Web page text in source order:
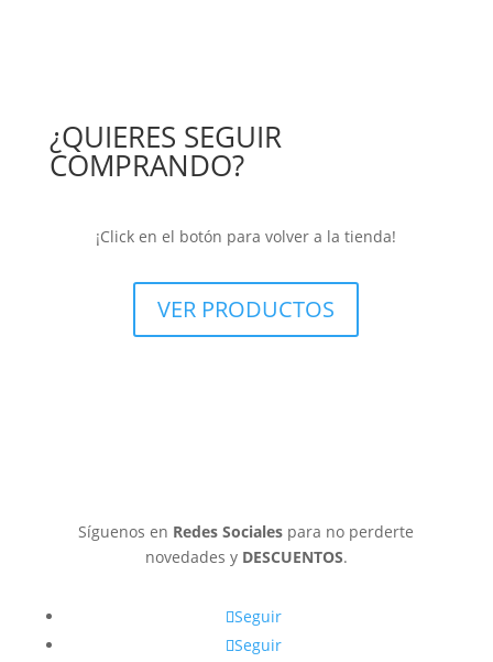
¿QUIERES SEGUIR
COMPRANDO?
¡Click en el botón para volver a la tienda!
VER PRODUCTOS
Síguenos en Redes Sociales para no perderte
novedades y DESCUENTOS.
Seguir
Seguir